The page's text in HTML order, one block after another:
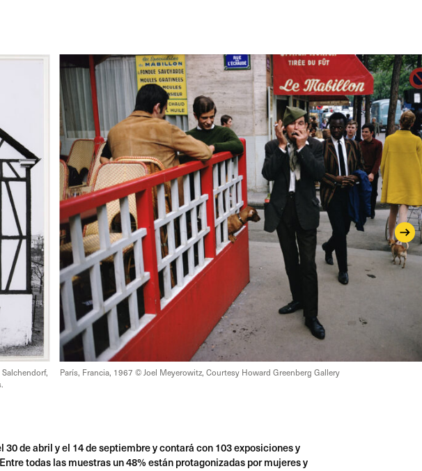
París, Francia, 1967 © Joel Meyerowitz, Courtesy Howard Greenberg Gallery
de abril y el 14 de septiembre y contará con 103 exposiciones y
todas las muestras un 48% están protagonizadas por mujeres y